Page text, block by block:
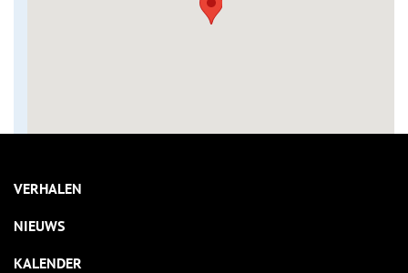
VERHALEN
NIEUWS
KALENDER